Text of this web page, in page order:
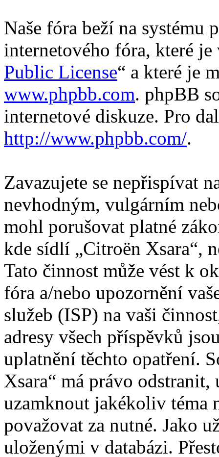
Naše fóra beží na systému
internetového fóra, které
Public License“ a které je
www.phpbb.com. phpBB
internetové diskuze. Pro
http://www.phpbb.com/.
Zavazujete se nepřispívat
nevhodným, vulgárním
mohl porušovat platné
kde sídlí „Citroën Xsara“,
Tato činnost může vést k
fóra a/nebo upozornění
služeb (ISP) na vaši
adresy všech příspěvků
uplatnění těchto opatření.
Xsara“ má právo
uzamknout jakékoliv téma
považovat za nutné. Jako
uloženými v databázi.